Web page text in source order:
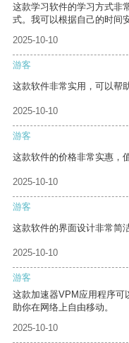
这款学习软件的学习方式非
式。我可以根据自己的时间
2025-10-10
游客
这款软件非常实用，可以帮
2025-10-10
游客
这款软件的价格非常实惠，
2025-10-10
游客
这款软件的界面设计非常简
2025-10-10
游客
这款加速器VPM应用程序可
助你在网络上自由移动。
2025-10-10